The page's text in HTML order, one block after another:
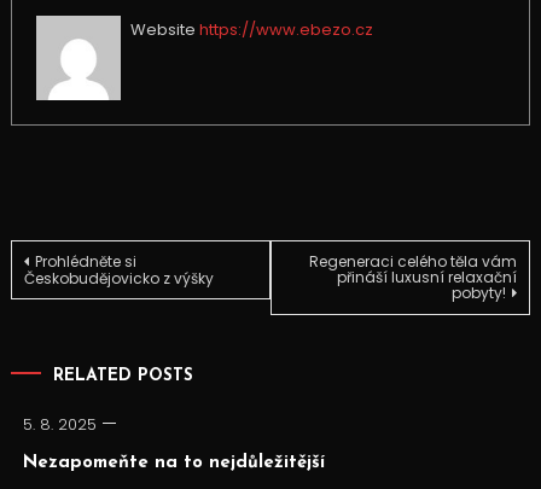
Website https://www.ebezo.cz
Navigace
příspěvek
Prohlédněte si
Českobudějovicko z výšky
Regeneraci celého těla vám
přináší luxusní relaxační
pobyty!
RELATED POSTS
5. 8. 2025
Nezapomeňte na to nejdůležitější